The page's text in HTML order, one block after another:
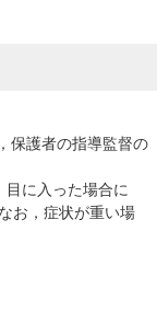
保護者の指導監督の
目に入った場合に
お，症状が重い場